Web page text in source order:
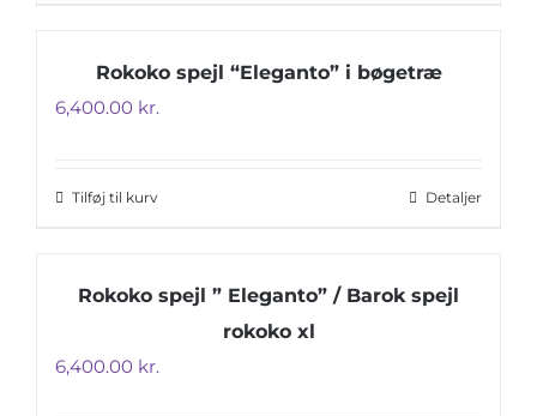
Rokoko spejl “Eleganto” i bøgetræ
6,400.00 kr.
Tilføj til kurv Detaljer
Rokoko spejl ” Eleganto” / Barok spejl
rokoko xl
6,400.00 kr.